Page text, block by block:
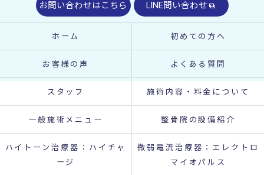
お問い合わせはこちら LINE問い合わせ
ホーム 初めての方へ
お客様の声 よくある質問
スタッフ 施術内容・料金について
一般施術メニュー 整骨院の設備紹介
ハイトーン治療器：ハイチャ
ージ
微弱電流治療器：エレクトロ
マイオパルス